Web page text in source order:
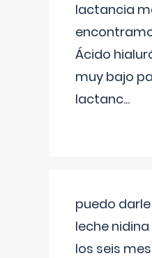
lactancia
Ácido
muy bajo
lactanc...
puedo
leche
los seis